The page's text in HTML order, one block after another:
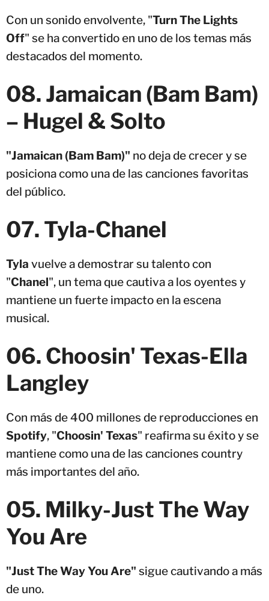
Con un sonido envolvente, "Turn The Lights
Off" se ha convertido en uno de los temas más
destacados del momento.
08. Jamaican (Bam Bam)
– Hugel & Solto
"Jamaican (Bam Bam)" no deja de crecer y se
posiciona como una de las canciones favoritas
del público.
07. Tyla-Chanel
Tyla vuelve a demostrar su talento con
"Chanel", un tema que cautiva a los oyentes y
mantiene un fuerte impacto en la escena
musical.
06. Choosin' Texas-Ella
Langley
Con más de 400 millones de reproducciones en
Spotify, "Choosin' Texas" reafirma su éxito y se
mantiene como una de las canciones country
más importantes del año.
05. Milky-Just The Way
You Are
"Just The Way You Are" sigue cautivando a más
de uno.